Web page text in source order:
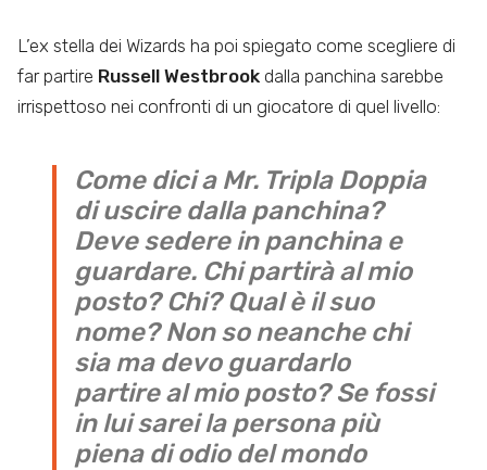
L’ex stella dei Wizards ha poi spiegato come scegliere di
far partire Russell Westbrook dalla panchina sarebbe
irrispettoso nei confronti di un giocatore di quel livello:
Come dici a Mr. Tripla Doppia
di uscire dalla panchina?
Deve sedere in panchina e
guardare. Chi partirà al mio
posto? Chi? Qual è il suo
nome? Non so neanche chi
sia ma devo guardarlo
partire al mio posto? Se fossi
in lui sarei la persona più
piena di odio del mondo